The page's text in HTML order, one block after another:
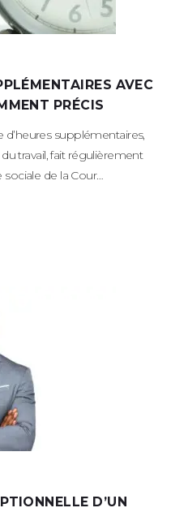
AVEC
PRÉCIS
supplémentaires,
du travail, fait régulièrement
sociale de la Cour…
D’UN